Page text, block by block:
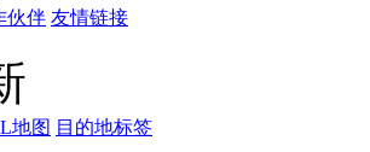
伙伴 友情链接
地图 目的地标签